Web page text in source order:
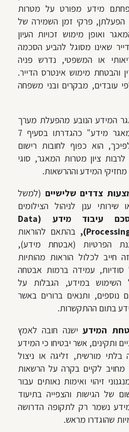
מידע מפורט על מטרות
הפעלתן, פרקי זמן השמירה של
ואופן מימוש זכויות העיון
שאינו מסוגל להביע הסכמה
או המשפטי, נדרש פניה
והבטחת מימוש אינטרס הדייר.
עובדים, מבקרים ובני משפחה
המידע הנובע מהפעלת מערך
המצלמות הינו בגדר "מאגר מידע" כהגדרתו בסעיף 7
הוא כפוף לחובות רישום
ציון מטרות המאגר, סוגי
המידע וההרשאות.
צדדים שלישיים (למשל
ענן לניהול הצילומים
הסכם עיבוד מידע (Data
בהתאם להוראות
הגנת הפרטיות (אבטחת מידע),
הסכם זה חייב לכלול הוראות מהותיות
עמידה ברמות אבטחה
השימוש במידע, הגבלות על
נוספים, ותנאים ברורים באשר
בתום ההתקשרות.
המידעישנה חובה לאמץ
ותקינים, אשר יבטיחו כי המידע
בלתי מורשית, זליגה או ניצול
לקיים בקרה על הרשאות
זיהוי ואימות נאותים עבור
של הגישות והצפייה בתיעוד
נשמר רק לתקופה הדרושה
שהוגדרו מראש.